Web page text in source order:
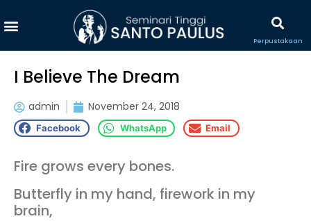
Perpustakaan
I Believe The Dream
admin November 24, 2018
Facebook WhatsApp Email
Fire grows every bones.
Butterfly in my hand, firework in my
brain,